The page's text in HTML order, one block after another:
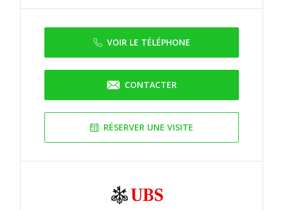
VOIR LE TÉLÉPHONE
CONTACTER
RÉSERVER UNE VISITE